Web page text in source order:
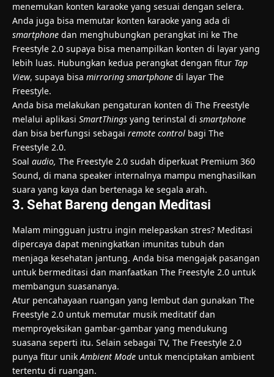
menemukan konten karaoke yang sesuai dengan selera.
Anda juga bisa memutar konten karaoke yang ada di
smartphone dan menghubungkan perangkat ini ke The
Freestyle 2.0 supaya bisa menampilkan konten di layar yang
lebih luas. Hubungkan kedua perangkat dengan fitur Tap
View, supaya bisa mirroring smartphone di layar The
Freestyle.
Anda bisa melakukan pengaturan konten di The Freestyle
melalui aplikasi SmartThings yang terinstal di smartphone
dan bisa berfungsi sebagai remote control bagi The
Freestyle 2.0.
Soal audio, The Freestyle 2.0 sudah diperkuat Premium 360
Sound, di mana speaker internalnya mampu menghasilkan
suara yang kaya dan bertenaga ke segala arah.
3. Sehat Bareng dengan Meditasi
Malam mingguan justru ingin melepaskan stres? Meditasi
dipercaya dapat meningkatkan imunitas tubuh dan
menjaga kesehatan jantung. Anda bisa mengajak pasangan
untuk bermeditasi dan manfaatkan The Freestyle 2.0 untuk
membangun suasananya.
Atur pencahayaan ruangan yang lembut dan gunakan The
Freestyle 2.0 untuk memutar musik meditatif dan
memproyeksikan gambar-gambar yang mendukung
suasana seperti itu. Selain sebagai TV, The Freestyle 2.0
punya fitur unik Ambient Mode untuk menciptakan ambient
tertentu di ruangan.